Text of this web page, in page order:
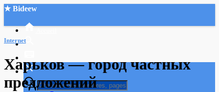
★ Bideew
Internet
Харьков — город частных
предложений